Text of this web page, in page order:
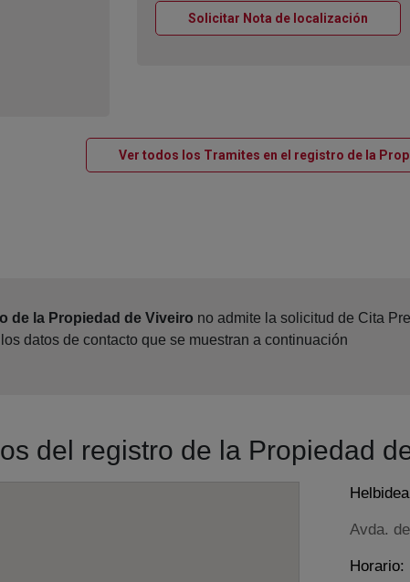
Solicitar Nota de localización
Ver todos los Tramites en el registro de la
de la Propiedad de Viveiro no admite la solicitud de Cita
datos de contacto que se muestran a continuación
del registro de la Propiedad
Avda.
Horario: